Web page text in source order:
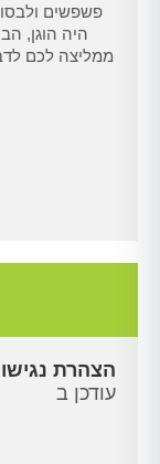
פשפשים
היה הוגן,
ממליצה לכם
הצהרת
עודכן ב